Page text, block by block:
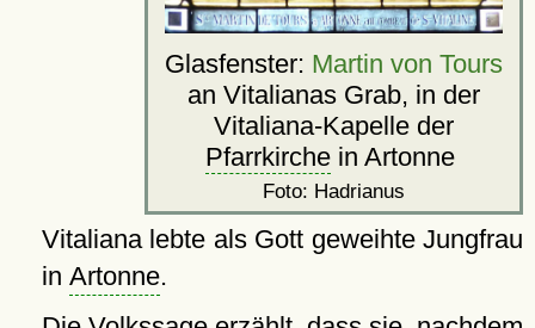
Glasfenster: Martin von Tours
an Vitalianas Grab, in der
Vitaliana-Kapelle der
Pfarrkirche in Artonne
Foto: Hadrianus
Vitaliana lebte als Gott geweihte Jungfrau
in Artonne.